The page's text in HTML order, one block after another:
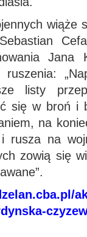
wiąże
Jana
ruszenia:
listy
się w broń i
na
rusza na
zowią się